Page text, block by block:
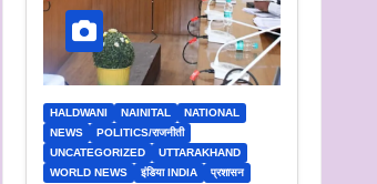
HALDWANI NAINITAL
NATIONAL
NEWS
POLITICS/राजनीती
UNCATEGORIZED
UTTARAKHAND
WORLD NEWS
इंडिया INDIA प्रशासन